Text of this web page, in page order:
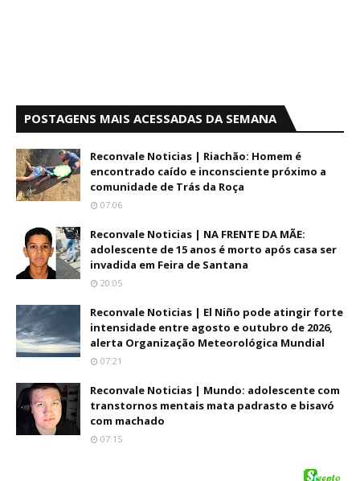
POSTAGENS MAIS ACESSADAS DA SEMANA
Reconvale Noticias | Riachão: Homem é
encontrado caído e inconsciente próximo a
comunidade de Trás da Roça
07:06
Reconvale Noticias | NA FRENTE DA MÃE:
adolescente de 15 anos é morto após casa ser
invadida em Feira de Santana
20:05
Reconvale Noticias | El Niño pode atingir forte
intensidade entre agosto e outubro de 2026,
alerta Organização Meteorológica Mundial
07:21
Reconvale Noticias | Mundo: adolescente com
transtornos mentais mata padrasto e bisavó
com machado
07:15